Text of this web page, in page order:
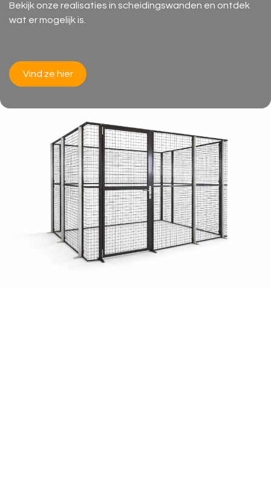
Bekijk onze realisaties in scheidingswanden en ontdek
wat er mogelijk is.
Vind ze hier